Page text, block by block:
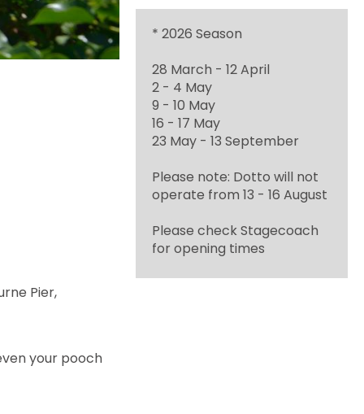
Pier,
your pooch
* 2026 Season
28 March - 12 April
2 - 4 May
9 - 10 May
16 - 17 May
23 May - 13 September
Please note: Dotto will not
operate from 13 - 16 August
Please check Stagecoach
for opening times